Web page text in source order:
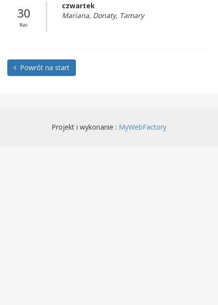
30
Kwi
czwartek
Mariana, Donaty, Tamary
Powrót na start
Projekt i wykonanie : MyWebFactory